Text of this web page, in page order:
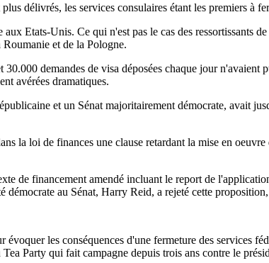
délivrés, les services consulaires étant les premiers à
Etats-Unis. Ce qui n'est pas le cas des ressortissants
et de la Pologne.
demandes de visa déposées chaque jour n'avaient
avérées dramatiques.
et un Sénat majoritairement démocrate, avait
la loi de finances une clause retardant la mise en
de financement amendé incluant le report de
au Sénat, Harry Reid, a rejeté cette
les conséquences d'une fermeture des services
Party qui fait campagne depuis trois ans contre le